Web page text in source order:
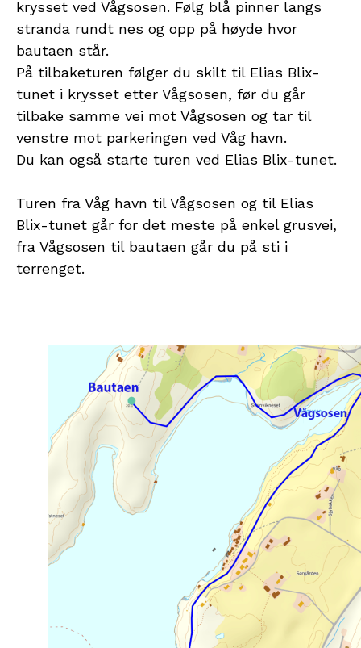
krysset ved Vågsosen. Følg blå pinner langs
stranda rundt nes og opp på høyde hvor
bautaen står.
På tilbaketuren følger du skilt til Elias Blix-
tunet i krysset etter Vågsosen, før du går
tilbake samme vei mot Vågsosen og tar til
venstre mot parkeringen ved Våg havn.
Du kan også starte turen ved Elias Blix-tunet.
Turen fra Våg havn til Vågsosen og til Elias
Blix-tunet går for det meste på enkel grusvei,
fra Vågsosen til bautaen går du på sti i
terrenget.